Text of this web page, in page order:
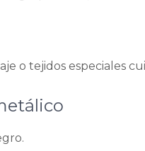
o tejidos especiales